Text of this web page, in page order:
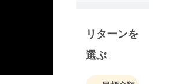
LABO 」を本
界中のどん
リターンを
選ぶ